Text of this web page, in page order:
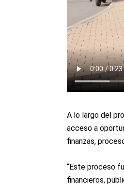
A lo largo del
acceso a
finanzas,
“Este proceso
financieros,